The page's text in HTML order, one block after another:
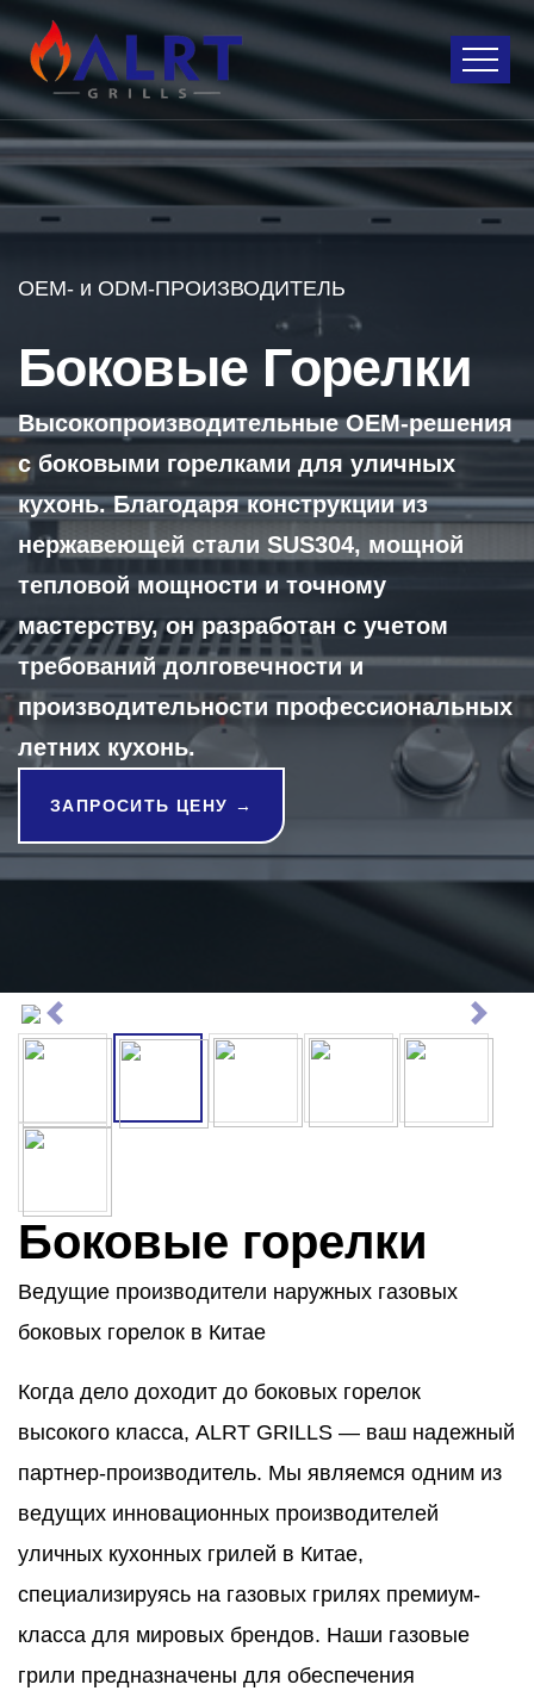
OEM- и ODM-ПРОИЗВОДИТЕЛЬ
Боковые Горелки
Высокопроизводительные OEM-решения
с боковыми горелками для уличных
кухонь. Благодаря конструкции из
нержавеющей стали SUS304, мощной
тепловой мощности и точному
мастерству, он разработан с учетом
требований долговечности и
производительности профессиональных
летних кухонь.
ЗАПРОСИТЬ ЦЕНУ →
Боковые горелки
Ведущие производители наружных газовых
боковых горелок в Китае
Когда дело доходит до боковых горелок
высокого класса, ALRT GRILLS — ваш надежный
партнер-производитель. Мы являемся одним из
ведущих инновационных производителей
уличных кухонных грилей в Китае,
специализируясь на газовых грилях премиум-
класса для мировых брендов. Наши газовые
грили предназначены для обеспечения